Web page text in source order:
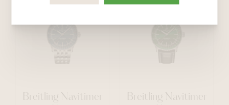
Breitling Navitimer
Breitling Navitimer